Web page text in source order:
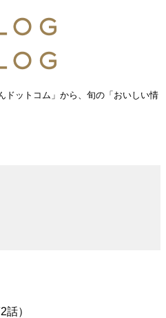
ドットコム」から、旬の「おいしい情
）